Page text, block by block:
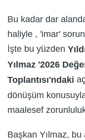
Bu kadar dar
haliyle , 'imar'
İşte bu yüzden
Yılmaz '2026
Toplantısı'ndaki
dönüşüm
maalesef
Başkan Yılmaz,